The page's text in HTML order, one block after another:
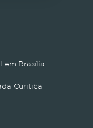
em Brasília
Curitiba